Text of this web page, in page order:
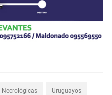
Necrológicas Uruguayos